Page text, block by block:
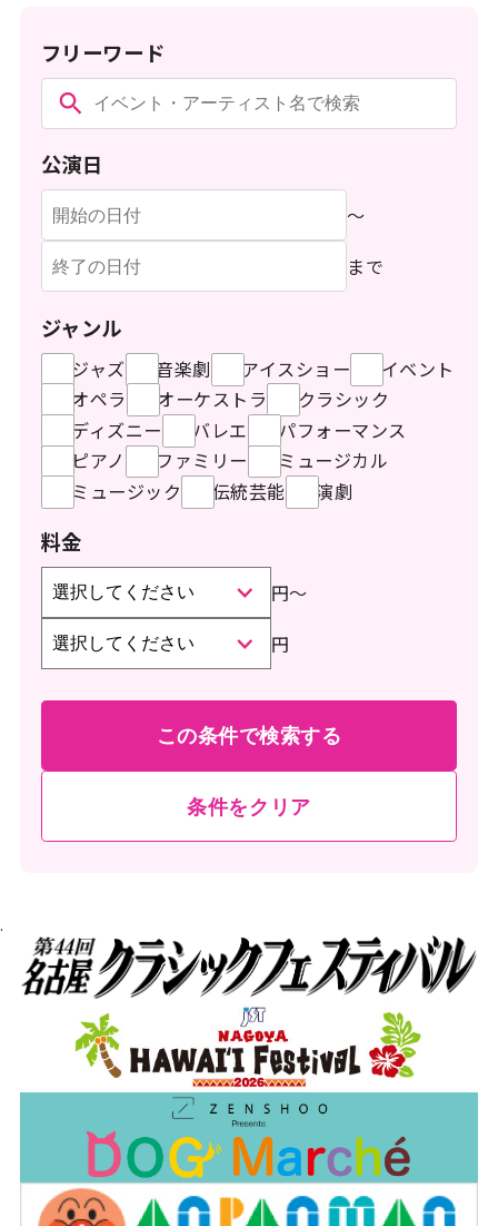
フリーワード
公演日
〜
まで
ジャンル
ジャズ 音楽劇 アイスショー
イベント
オペラ
オーケストラ
クラシック
ディズニー
バレエ
パフォーマンス
ピアノ
ファミリー
ミュージカル
ミュージック
伝統芸能 演劇
料金
円〜
円
この条件で検索する
条件をクリア
.